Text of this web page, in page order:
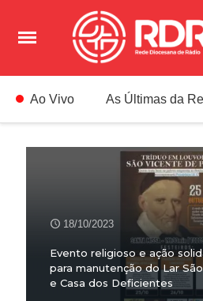
Ao Vivo As Últimas da
18/10/2023
Evento religioso e ação
para manutenção do Lar
e Casa dos Deficientes